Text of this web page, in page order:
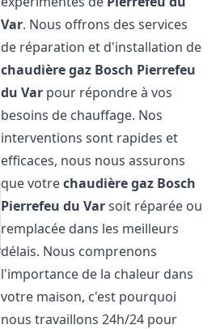
Var. Nous offrons des services
de réparation et d'installation de
chaudière gaz Bosch Pierrefeu
du Var pour répondre à vos
besoins de chauffage. Nos
interventions sont rapides et
efficaces, nous nous assurons
que votrechaudière gaz Bosch
Pierrefeu du Varsoit réparée ou
remplacée dans les meilleurs
délais. Nous comprenons
l'importance de la chaleur dans
votre maison, c'est pourquoi
nous travaillons 24h/24 pour